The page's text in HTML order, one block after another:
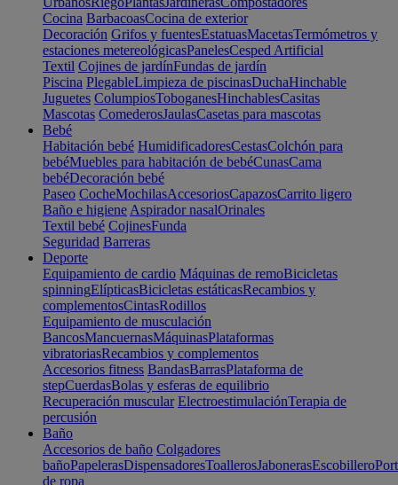
Cocina BarbacoasCocina de exterior
Decoración Grifos y fuentesEstatuasMacetasTermómetros y
estaciones metereológicasPanelesCesped Artificial
Textil Cojines de jardínFundas de jardín
Piscina PlegableLimpieza de piscinasDuchaHinchable
Juguetes ColumpiosToboganesHinchablesCasitas
Mascotas ComederosJaulasCasetas para mascotas
Bebé
Habitación bebé HumidificadoresCestasColchón para
bebéMuebles para habitación de bebéCunasCama
bebéDecoración bebé
Paseo CocheMochilasAccesoriosCapazosCarrito ligero
Baño e higiene Aspirador nasalOrinales
Textil bebé CojinesFunda
Seguridad Barreras
Deporte
Equipamiento de cardio Máquinas de remoBicicletas
spinningElípticasBicicletas estáticasRecambios y
complementosCintasRodillos
Equipamiento de musculación
BancosMancuernasMáquinasPlataformas
vibratoriasRecambios y complementos
Accesorios fitness BandasBarrasPlataforma de
stepCuerdasBolas y esferas de equilibrio
Recuperación muscular ElectroestimulaciónTerapia de
percusión
Baño
Accesorios de baño Colgadores
bañoPapelerasDispensadoresToallerosJabonerasEscobillero
de ropa